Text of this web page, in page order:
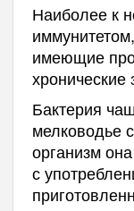
Наиболее к
имеющие
хронические
Бактерия
мелководье
организм
с